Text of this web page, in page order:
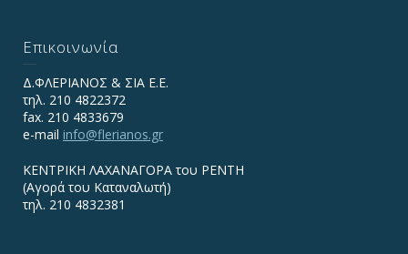
Επικοινωνία
Δ.ΦΛΕΡΙΑΝΟΣ & ΣΙΑ Ε.Ε.
τηλ. 210 4822372
fax. 210 4833679
e-mail info@flerianos.gr
ΚΕΝΤΡΙΚΗ ΛΑΧΑΝΑΓΟΡΑ του ΡΕΝΤΗ
(Αγορά του Καταναλωτή)
τηλ. 210 4832381